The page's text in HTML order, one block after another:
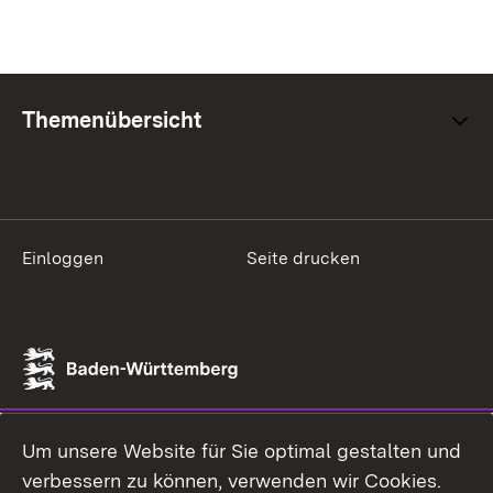
Themenübersicht
Einloggen Seite drucken
Um unsere Website für Sie optimal gestalten und
verbessern zu können, verwenden wir Cookies.